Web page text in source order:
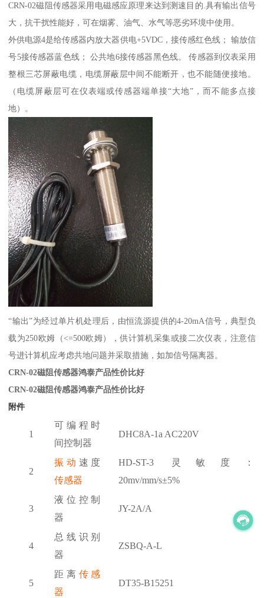
CRN-02磁阻传感器采用电磁感应原理来达到测速目的.具有输出信号
大，抗干扰性能好，可在烟雾、油气、水气等恶劣环境中使用。
外供电源4是给传感器内放大器供电+5VDC，接传感红色线； 输放信
号5接传感器蓝色线； 公共地6接传感器黑色线。 传感器到仪表采用
整根三芯屏蔽电缆，电缆屏蔽层中间不能断开，也不能随便接地。
（电缆屏蔽层可在仪表端或传感器端单接“大地”，而不能多点接
地）。
“输出”为经过单片机处理后，由恒流源提供的4-20mA信号，典型负
载为250欧姆（<=500欧姆），供计算机采集或接二次仪表，注意信
号进计算机应考虑共地问题并采取措施，如加信号隔离器。
CRN-02磁阻传感器鸿泰产品性价比好
CRN-02磁阻传感器鸿泰产品性价比好
附件
1
可编程时
间控制器
DHC8A-1a AC220V
2
振动 速度
传感器
HD-ST-3 灵敏度：
20mv/mm/s±5%
3
液位控制
器
JY-2A/A
4
总线识别
器
ZSBQ-A-L
5
距离 传感
器
DT35-B15251